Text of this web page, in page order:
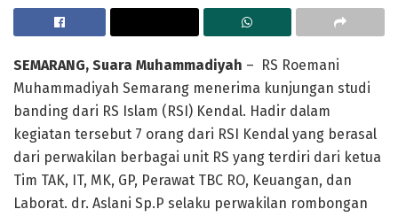
SEMARANG, Suara Muhammadiyah – RS Roemani
Muhammadiyah Semarang menerima kunjungan studi
banding dari RS Islam (RSI) Kendal. Hadir dalam
kegiatan tersebut 7 orang dari RSI Kendal yang berasal
dari perwakilan berbagai unit RS yang terdiri dari ketua
Tim TAK, IT, MK, GP, Perawat TBC RO, Keuangan, dan
Laborat. dr. Aslani Sp.P selaku perwakilan rombongan